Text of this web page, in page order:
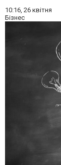
10:16, 26 квітня
Бізнес